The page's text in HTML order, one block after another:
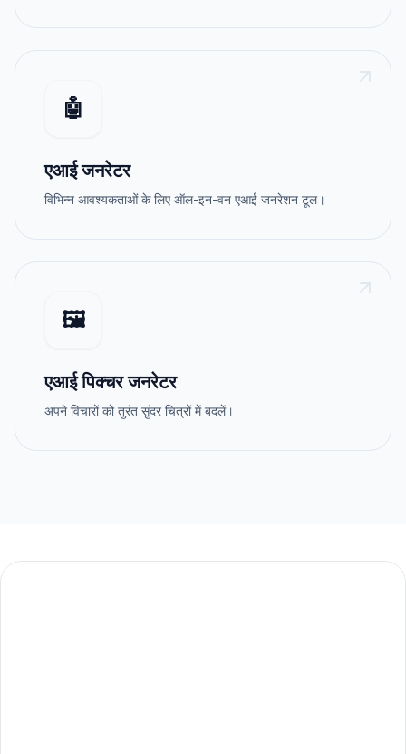
🤖
एआई जनरेटर
विभिन्न आवश्यकताओं के लिए ऑल-इन-वन एआई जनरेशन टूल।
🖼️
एआई पिक्चर जनरेटर
अपने विचारों को तुरंत सुंदर चित्रों में बदलें।